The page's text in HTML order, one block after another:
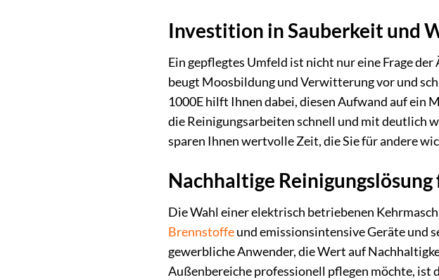
Investition in Sauberkeit und
Ein gepflegtes Umfeld ist nicht nur eine Frage
beugt Moosbildung und Verwitterung vor und
1000E hilft Ihnen dabei, diesen Aufwand auf ein
die Reinigungsarbeiten schnell und mit deutlich
sparen Ihnen wertvolle Zeit, die Sie für andere
Nachhaltige
Die Wahl einer elektrisch betriebenen
Brennstoffeund emissionsintensive Geräte und
gewerbliche Anwender, die Wert auf
Außenbereiche professionell pflegen möchte, ist